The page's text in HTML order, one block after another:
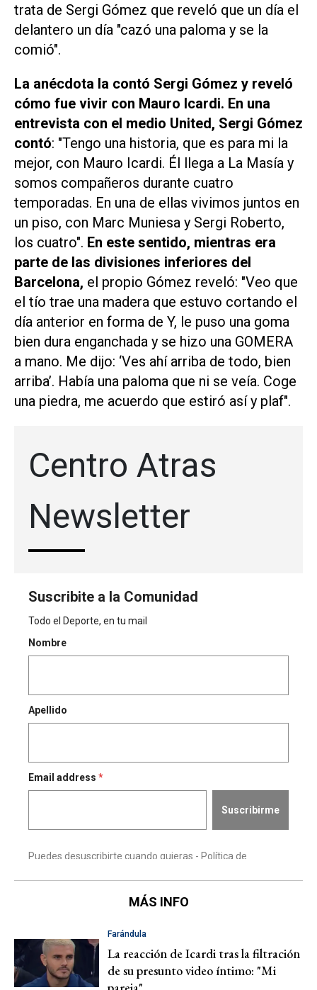
trata de Sergi Gómez que reveló que un día el
delantero un día "cazó una paloma y se la
comió".
La anécdota la contó Sergi Gómez y reveló
cómo fue vivir con Mauro Icardi. En una
entrevista con el medio United, Sergi Gómez
contó: "Tengo una historia, que es para mi la
mejor, con Mauro Icardi. Él llega a La Masía y
somos compañeros durante cuatro
temporadas. En una de ellas vivimos juntos en
un piso, con Marc Muniesa y Sergi Roberto,
los cuatro". En este sentido, mientras era
parte de las divisiones inferiores del
Barcelona, el propio Gómez reveló: "Veo que
el tío trae una madera que estuvo cortando el
día anterior en forma de Y, le puso una goma
bien dura enganchada y se hizo una GOMERA
a mano. Me dijo: ‘Ves ahí arriba de todo, bien
arriba’. Había una paloma que ni se veía. Coge
una piedra, me acuerdo que estiró así y plaf".
MÁS INFO
Farándula
La reacción de Icardi tras la filtración
de su presunto video íntimo: "Mi